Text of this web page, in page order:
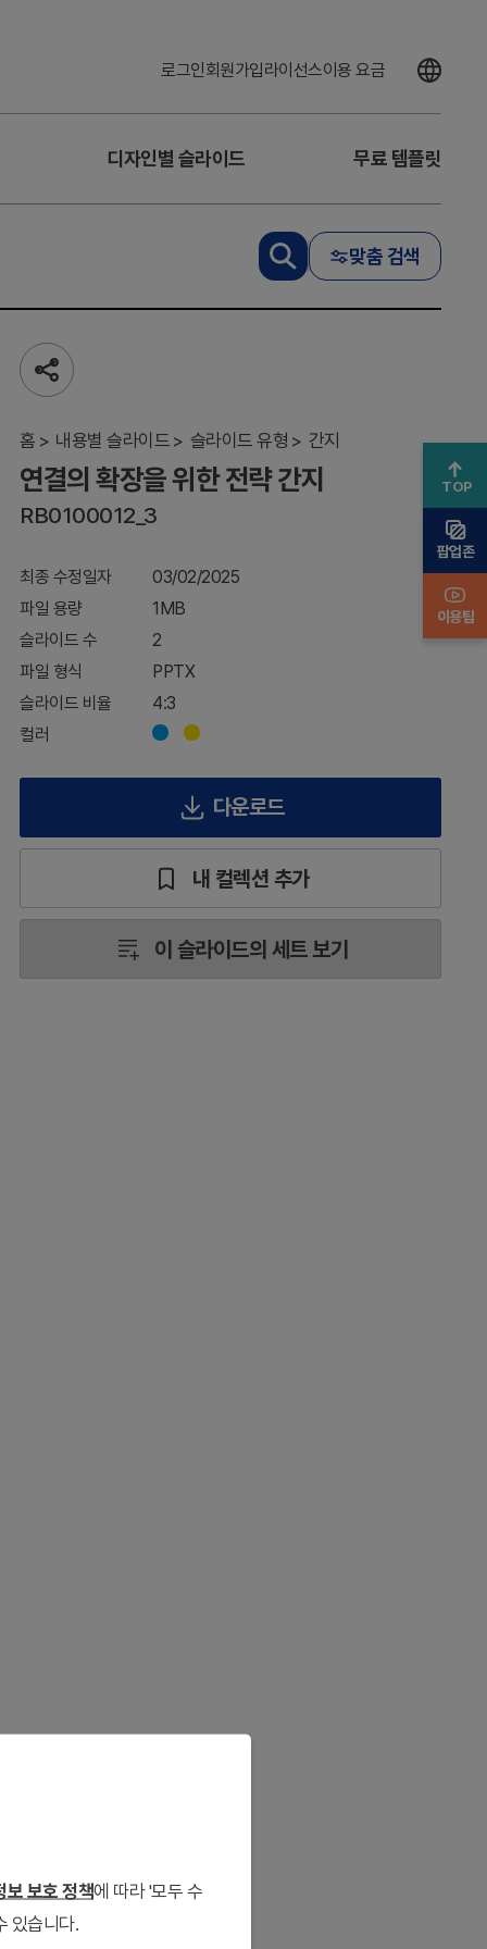
로그인회원가입라이선스이용 요금
디자인별 슬라이드 무료 템플릿
맞춤 검색
공
유
기
홈 내용별 슬라이드 슬라이드 유형 간지
결
의
확
위
한
전
략
연결의 확장을 위한 전략 간지
RB0100012_3
최종 수정일자
03/02/2025
파일 용량
1MB
슬라이드 수
2
파일 형식
PPTX
슬라이드 비율
4:3
컬러
다운로드
내 컬렉션 추가
이 슬라이드의 세트 보기
보 보호 정책에 따라 '모두 수
있습니다.
TOP
팝업존
이용팁